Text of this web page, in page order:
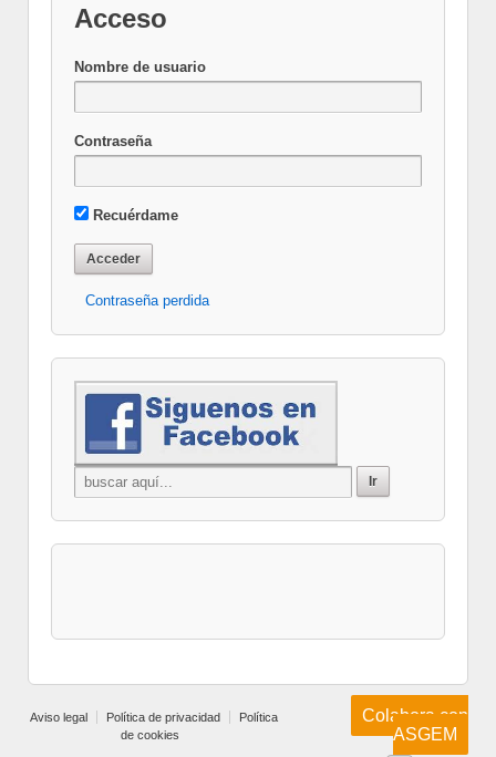
Acceso
Nombre de usuario
Contraseña
Recuérdame
Contraseña perdida
Aviso legal Política de privacidad
Política
de cookies
Colabora con
ASGEM